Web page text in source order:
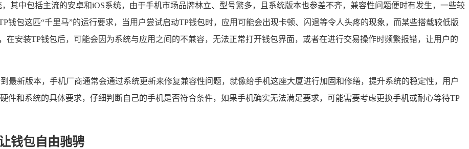
其中包括主流的安卓和iOS系统，由于手机市场品牌林立、型号繁多，且系统版本也参差不齐，兼容性问题便时有发生，一些较
钱包这匹“千里马”的运行要求，当用户尝试启动TP钱包时，应用可能会出现卡顿、闪退等令人头疼的现象，而某些搭载较低版
安装TP钱包后，可能会因为系统与应用之间的不兼容，无法正常打开钱包界面，或者在进行交易操作时频繁报错，让用户的
最新版本，手机厂商通常会通过系统更新来修复兼容性问题，就像给手机这座大厦进行加固和修缮，提升系统的稳定性，用户
件和系统的具体要求，仔细判断自己的手机是否符合条件，如果手机确实无法满足要求，可能需要考虑更换手机或耐心等待TP
钱包自由驰骋